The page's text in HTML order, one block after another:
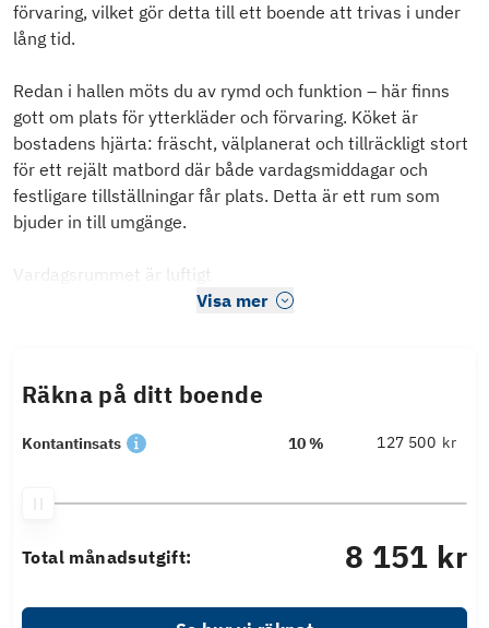
förvaring, vilket gör detta till ett boende att trivas i under
lång tid.
Redan i hallen möts du av rymd och funktion – här finns
gott om plats för ytterkläder och förvaring. Köket är
bostadens hjärta: fräscht, välplanerat och tillräckligt stort
för ett rejält matbord där både vardagsmiddagar och
festligare tillställningar får plats. Detta är ett rum som
bjuder in till umgänge.
Vardagsrummet är luftigt
Visa mer
Räkna på ditt boende
Kontantinsats 10 % kr
Total månadsutgift: 8 151 kr